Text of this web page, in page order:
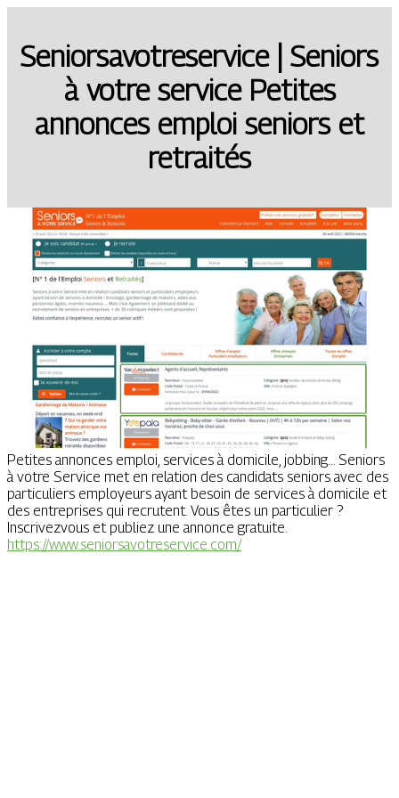
Senior­savotreser­vi­ce | Seniors
à votre service Petites
annonces emploi seniors et
retraités
Petites annonces emploi, services à domicile, jobbing... Seniors
à votre Service met en relation des candidats seniors avec des
particuliers employeurs ayant besoin de services à domicile et
des entreprises qui recrutent. Vous êtes un particulier ?
Inscrivezvous et publiez une annonce gratuite.
https://www.seniorsavotreservice.com/